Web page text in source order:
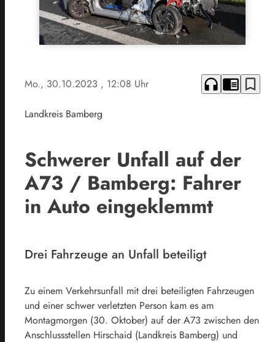
Mo., 30.10.2023 , 12:08 Uhr headphones chrome_reader_mode bookmark_border
Landkreis Bamberg
Schwerer Unfall auf der
A73 / Bamberg: Fahrer
in Auto eingeklemmt
Drei Fahrzeuge an Unfall beteiligt
Zu einem Verkehrsunfall mit drei beteiligten Fahrzeugen
und einer schwer verletzten Person kam es am
Montagmorgen (30. Oktober) auf der A73 zwischen den
Anschlussstellen Hirschaid (Landkreis Bamberg) und